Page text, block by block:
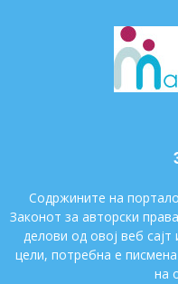
Содржините на
Законот за авторски
делови од овој веб
цели, потребна е
на